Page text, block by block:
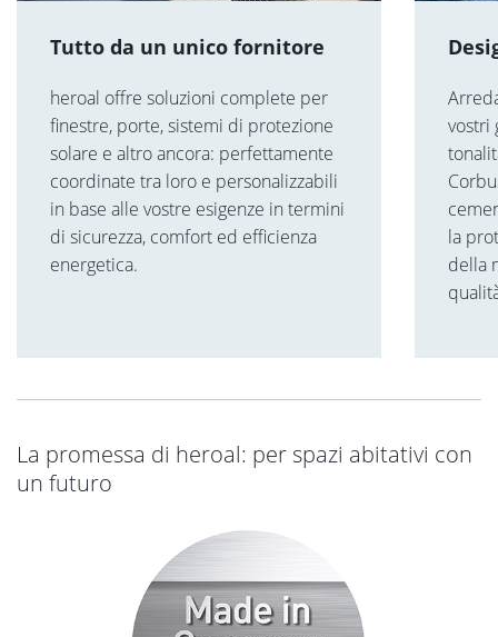
Tutto da un unico fornitore
heroal offre soluzioni complete per
finestre, porte, sistemi di protezione
solare e altro ancora: perfettamente
coordinate tra loro e personalizzabili
in base alle vostre esigenze in termini
di sicurezza, comfort ed efficienza
energetica.
vostri
la
della
La promessa di heroal: per spazi abitativi con
un futuro